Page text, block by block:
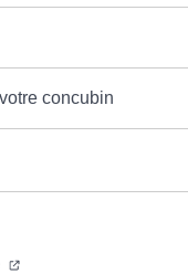
concubin